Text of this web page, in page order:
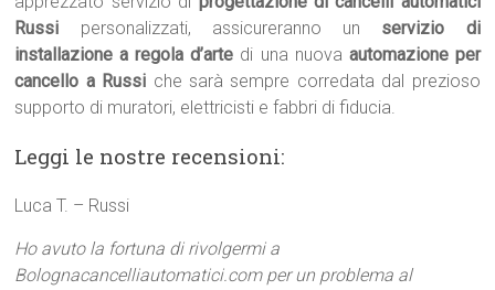
Russi personalizzati, assicureranno un servizio di
installazione a regola d’arte di una nuova automazione per
cancello a Russi che sarà sempre corredata dal prezioso
supporto di muratori, elettricisti e fabbri di fiducia.
Leggi le nostre recensioni:
Luca T. – Russi
Ho avuto la fortuna di rivolgermi a
Bolognacancelliautomatici.com per un problema al